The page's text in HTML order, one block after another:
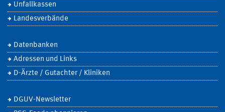
Unfallkassen
Landesverbände
Datenbanken
Adressen und Links
D-Ärzte / Gutachter / Kliniken
DGUV-Newsletter